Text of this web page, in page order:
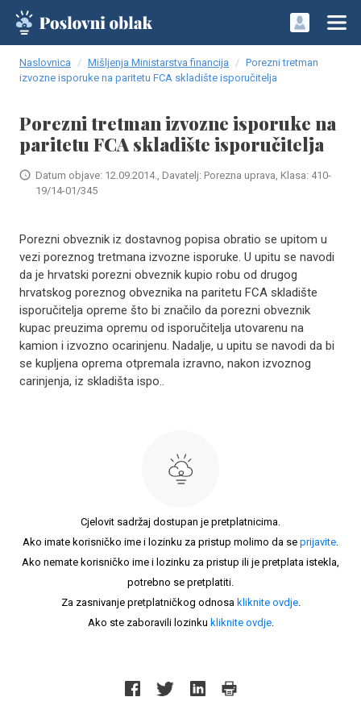
Naslovnica Mišljenja Ministarstva financija
Porezni tretman
izvozne isporuke na paritetu FCA skladište isporučitelja
Porezni tretman izvozne isporuke na
paritetu FCA skladište isporučitelja
Datum objave: 12.09.2014., Davatelj: Porezna uprava, Klasa: 410-
19/14-01/345
Porezni obveznik iz dostavnog popisa obratio se upitom u
vezi poreznog tretmana izvozne isporuke. U upitu se navodi
da je hrvatski porezni obveznik kupio robu od drugog
hrvatskog poreznog obveznika na paritetu FCA skladište
isporučitelja opreme što bi značilo da porezni obveznik
kupac preuzima opremu od isporučitelja utovarenu na
kamion i izvozno ocarinjenu. Nadalje, u upitu se navodi da bi
se kupljena oprema otpremala izravno, nakon izvoznog
carinjenja, iz skladišta ispo..
Cjelovit sadržaj dostupan je pretplatnicima.
Ako imate korisničko ime i lozinku za pristup molimo da se prijavite.
Ako nemate korisničko ime i lozinku za pristup ili je pretplata istekla,
potrebno se pretplatiti.
Za zasnivanje pretplatničkog odnosa kliknite ovdje.
Ako ste zaboravili lozinku kliknite ovdje.